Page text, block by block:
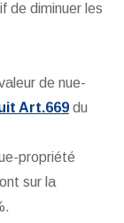
de diminuer les
de nue-
Art.669 du
propriété
sur la